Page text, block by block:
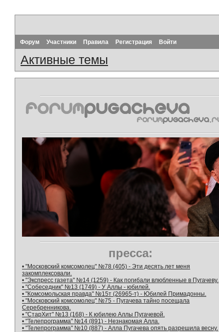
Форум Участники Правила Регистрация Войти
Активные темы
пресса:
• "Московский комсомолец" №78 (405) - Эти десять лет меня
закомплексовали.
• "Экспресс газета" №14 (1259) - Как погибали влюбленные в Пугачеву.
• "Собеседник" №13 (1749) - У Аллы - юбилей.
• "Комсомольская правда" №15т (26965-т) - Юбилей Примадонны.
• "Московский комсомолец" №75 - Пугачева тайно посещала
Серебренникова.
• "СтарХит" №13 (168) - К юбилею Аллы Пугачевой.
• "Телепрограмма" №14 (891) - Незнакомая Алла.
• "Телепрограмма" №10 (887) - Алла Пугачева опять разрешила весну.